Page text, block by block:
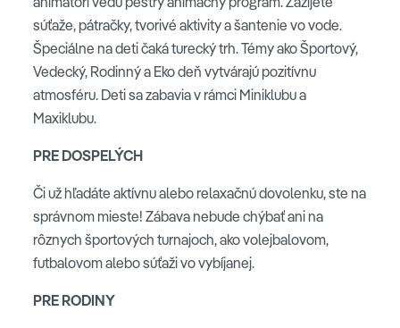
súťaže, pátračky, tvorivé aktivity a šantenie vo vode.
Špeciálne na deti čaká turecký trh. Témy ako Športový,
Vedecký, Rodinný a Eko deň vytvárajú pozitívnu
atmosféru. Deti sa zabavia v rámci Miniklubu a
Maxiklubu.
PRE DOSPELÝCH
Či už hľadáte aktívnu alebo relaxačnú dovolenku, ste na
správnom mieste! Zábava nebude chýbať ani na
rôznych športových turnajoch, ako volejbalovom,
futbalovom alebo súťaži vo vybíjanej.
PRE RODINY